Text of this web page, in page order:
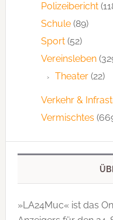
Polizeibericht
Schule(89)
Sport(52)
Vereinsleben
Theater(22)
Verkehr &
Vermischtes
»LA24Muc« ist das